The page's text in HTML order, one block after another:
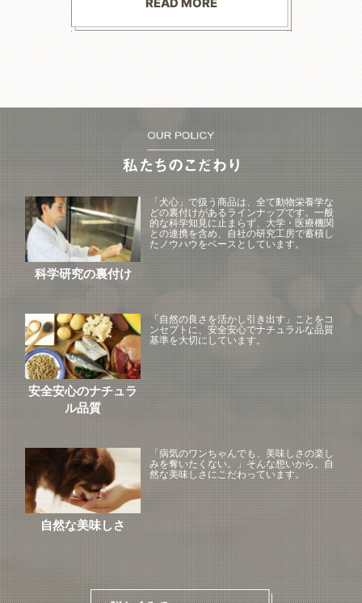
READ MORE
科学研究の裏付け
「犬心」で扱う商品は、全て動物栄養学な
どの裏付けがあるラインナップです。一般
的な科学知見に止まらず、大学・医療機関
との連携を含め、自社の研究工房で蓄積し
たノウハウをベースとしています。
安全安心のナチュラ
ル品質
「自然の良さを活かし引き出す」ことをコ
ンセプトに、安全安心でナチュラルな品質
基準を大切にしています。
自然な美味しさ
「病気のワンちゃんでも、美味しさの楽し
みを奪いたくない。」そんな想いから、自
然な美味しさにこだわっています。